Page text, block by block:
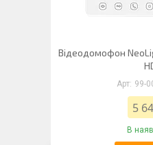
Відеодомофон
99-
5
В